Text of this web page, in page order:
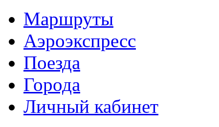
Маршруты
Аэроэкспресс
Поезда
Города
Личный кабинет